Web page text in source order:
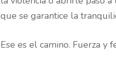
que se garantice la
Ese es el camino. Fuerza y